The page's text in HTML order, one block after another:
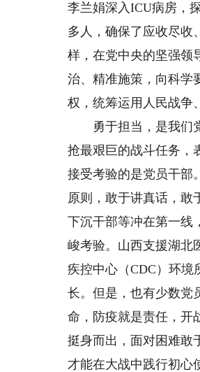
李兰娟深入ICU病房，
多人，确保了应收尽收
样，在党中央的坚强领
治、精准施策，向科学
权，统筹运用人民战争
勇于担当，是我们党
抢最艰巨的战斗任务，
接受考验的是党员干部
原则，敢于讲真话，敢
下沉干部等冲在第一线
峻考验。山西支援湖北
疾控中心（CDC）环境
长。但是，也有少数党
命，防疫就是责任，开
挺身而出，面对困难敢
才能在大战中践行初心